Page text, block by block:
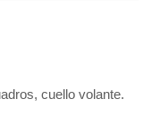
cuello volante.